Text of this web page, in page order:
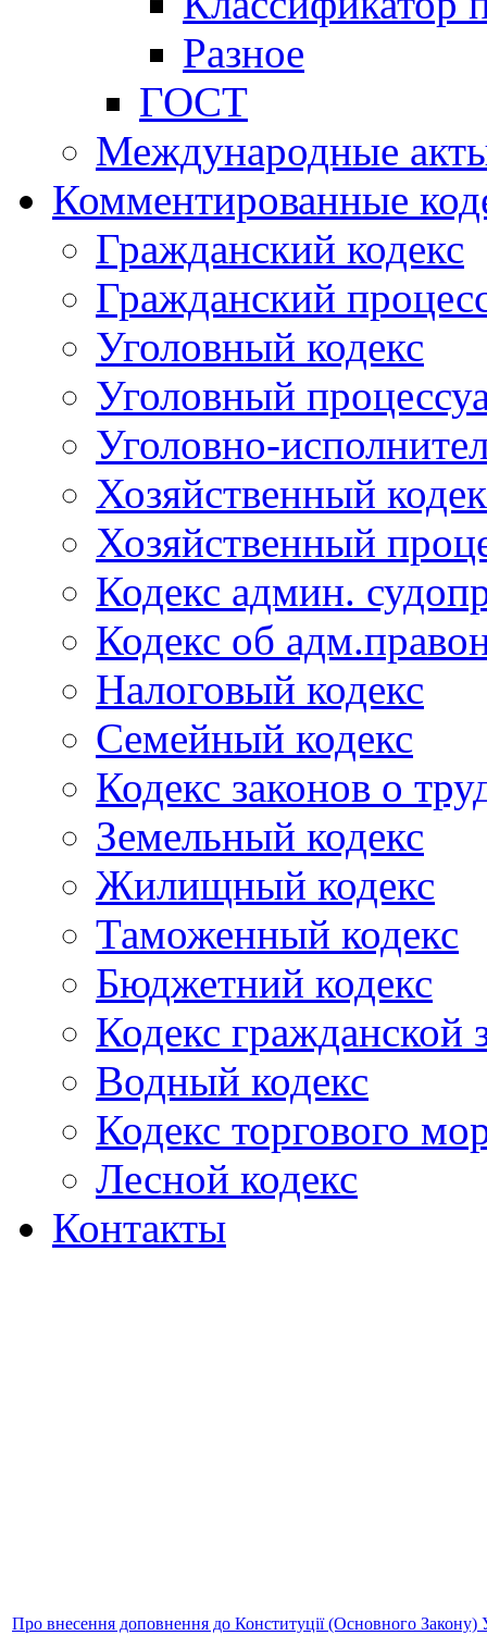
Разное
ГОСТ
Международные
Комментированные
Гражданский кодекс
Гражданский
Уголовный кодекс
Уголовный
Уголовно-
Хозяйственный
Хозяйственный
Кодекс админ.
Кодекс об
Налоговый кодекс
Семейный кодекс
Кодекс законов о
Земельный кодекс
Жилищный кодекс
Таможенный кодекс
Бюджетний кодекс
Кодекс гражданской
Водный кодекс
Кодекс торгового
Лесной кодекс
Контакты
Про внесення доповнення до Конституції (Основного Закону)